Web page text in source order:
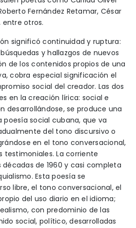
Fernández Retamar, César
entre otros.
significó continuidad y ruptura:
y hallazgos de nuevos
de los contenidos propios de una
cobra especial significación el
social del creador. Las dos
en la creación lírica: social e
desarrollándose, se produce una
social cubana, que va
del tono discursivo o
en el tono conversacional,
testimoniales. La corriente
de 1960 y casi completa
Esta poesía se
libre, el tono conversacional, el
del uso diario en el idioma;
con predominio de las
social, político, desarrolladas